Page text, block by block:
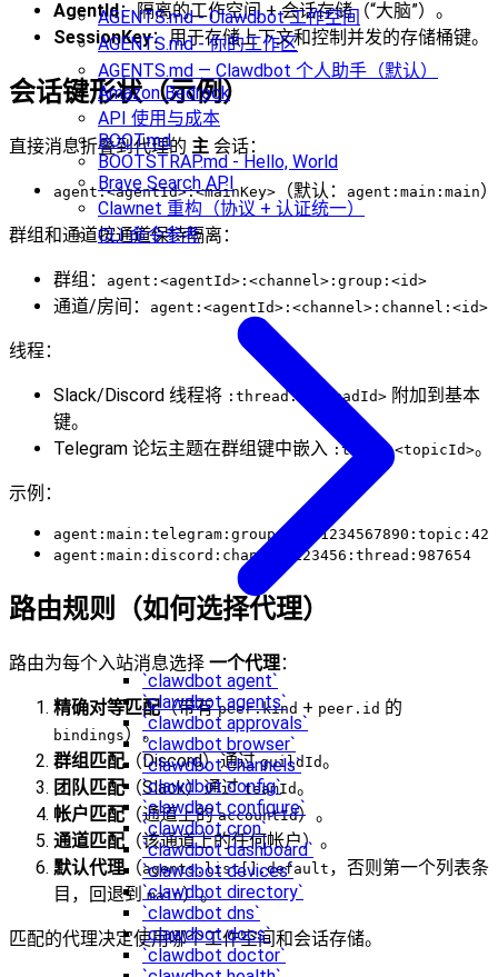
AGENTS.md - Clawdbot 工作空间
AGENTS.md - 你的工作区
AGENTS.md — Clawdbot 个人助手（默认）
Amazon Bedrock
API 使用与成本
BOOT.md
BOOTSTRAP.md - Hello, World
Brave Search API
Clawnet 重构（协议 + 认证统一）
CLI 命令参考
`clawdbot agent`
`clawdbot agents`
`clawdbot approvals`
`clawdbot browser`
`clawdbot channels`
`clawdbot config`
`clawdbot configure`
`clawdbot cron`
`clawdbot dashboard`
`clawdbot devices`
`clawdbot directory`
`clawdbot dns`
`clawdbot docs`
`clawdbot doctor`
AgentId：隔离的工作空间 + 会话存储（“大脑”）。
SessionKey：用于存储上下文和控制并发的存储桶键。
会话键形状（示例）
直接消息折叠到代理的 主 会话：
agent:<agentId>:<mainKey> （默认： agent:main:main）
群组和通道按通道保持隔离：
群组： agent:<agentId>:<channel>:group:<id>
通道/房间： agent:<agentId>:<channel>:channel:<id>
线程：
Slack/Discord 线程将 :thread:<threadId> 附加到基本
键。
Telegram 论坛主题在群组键中嵌入 :topic:<topicId>。
示例：
agent:main:telegram:group:-1001234567890:topic:42
agent:main:discord:channel:123456:thread:987654
路由规则（如何选择代理）
路由为每个入站消息选择 一个代理：
精确对等匹配（带有peer.kind + peer.id 的
bindings）。
群组匹配（Discord）通过guildId。
团队匹配（Slack）通过teamId。
帐户匹配（通道上的accountId）。
通道匹配 （该通道上的任何帐户）。
默认代理（agents.list[].default ，否则第一个列表条
目，回退到main）。
匹配的代理决定使用哪个工作空间和会话存储。